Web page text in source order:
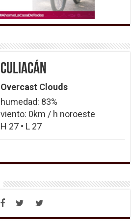
Culiacán
Overcast Clouds
humedad: 83%
viento: 0km / h noroeste
H 27 • L 27